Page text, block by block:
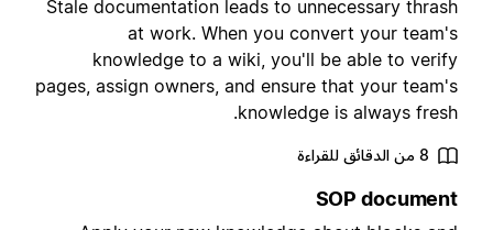
Stale documentation leads to unnecessary
at work. When you convert your
knowledge to a wiki, you'll be able to
pages, assign owners, and ensure that your
knowledge is always
8 من الدقائق للقراءة
SOP